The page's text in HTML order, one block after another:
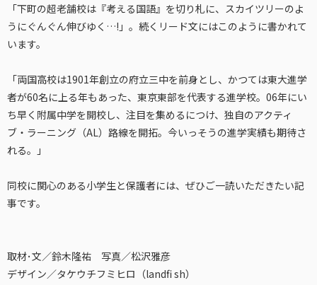
「下町の超老舗校は『考える国語』を切り札に、スカイツリーのよ
うにぐんぐん伸びゆく…!」。続くリード文にはこのように書かれて
います。
「両国高校は1901年創立の府立三中を前身とし、かつては東大進学
者が60名に上る年もあった、東京東部を代表する進学校。06年にい
ち早く附属中学を開校し、注目を集めるにつけ、独自のアクティ
ブ・ラーニング（AL）路線を開拓。今いっそうの進学実績も期待さ
れる。」
同校に関心のある小学生と保護者には、ぜひご一読いただきたい記
事です。
取材･文／鈴木隆祐 写真／松沢雅彦
デザイン／タケウチフミヒロ（landfi sh）